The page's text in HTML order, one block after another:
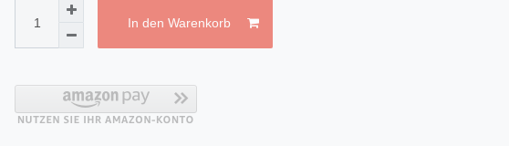
In den Warenkorb